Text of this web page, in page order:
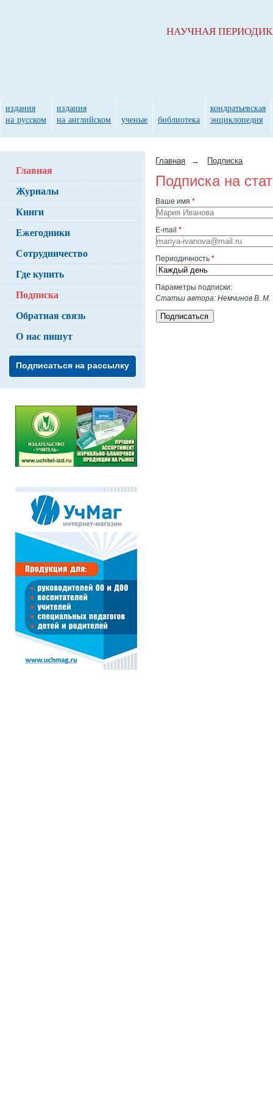
Главная → Подписка
Подписка на
Ваше имя*
E-mail*
Периодичность*
Параметры подписки:
Статьи автора: Немчинов В. М.
Подписаться
Главная
Журналы
Книги
Ежегодники
Сотрудничество
Где купить
Подписка
Обратная связь
О нас пишут
Подписаться на рассылку
НАУЧНАЯ
издания
на русском
издания
на английском
ученые библиотека
кондратьевская
энциклопедия